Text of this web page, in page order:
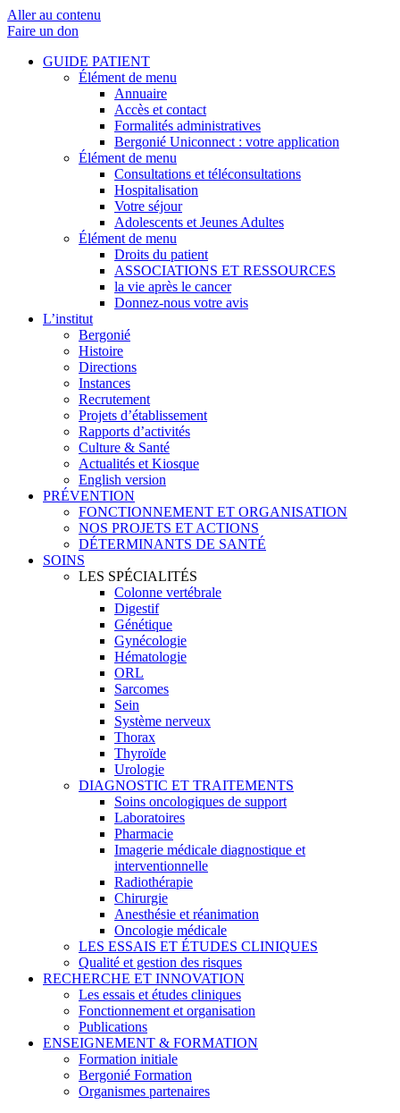
Aller au contenu
Faire un don
GUIDE PATIENT
Élément de menu
Annuaire
Accès et contact
Formalités administratives
Bergonié Uniconnect : votre application
Élément de menu
Consultations et téléconsultations
Hospitalisation
Votre séjour
Adolescents et Jeunes Adultes
Élément de menu
Droits du patient
ASSOCIATIONS ET RESSOURCES
la vie après le cancer
Donnez-nous votre avis
L’institut
Bergonié
Histoire
Directions
Instances
Recrutement
Projets d’établissement
Rapports d’activités
Culture & Santé
Actualités et Kiosque
English version
PRÉVENTION
FONCTIONNEMENT ET ORGANISATION
NOS PROJETS ET ACTIONS
DÉTERMINANTS DE SANTÉ
SOINS
LES SPÉCIALITÉS
Colonne vertébrale
Digestif
Génétique
Gynécologie
Hématologie
ORL
Sarcomes
Sein
Système nerveux
Thorax
Thyroïde
Urologie
DIAGNOSTIC ET TRAITEMENTS
Soins oncologiques de support
Laboratoires
Pharmacie
Imagerie médicale diagnostique et
interventionnelle
Radiothérapie
Chirurgie
Anesthésie et réanimation
Oncologie médicale
LES ESSAIS ET ÉTUDES CLINIQUES
Qualité et gestion des risques
RECHERCHE ET INNOVATION
Les essais et études cliniques
Fonctionnement et organisation
Publications
ENSEIGNEMENT & FORMATION
Formation initiale
Bergonié Formation
Organismes partenaires